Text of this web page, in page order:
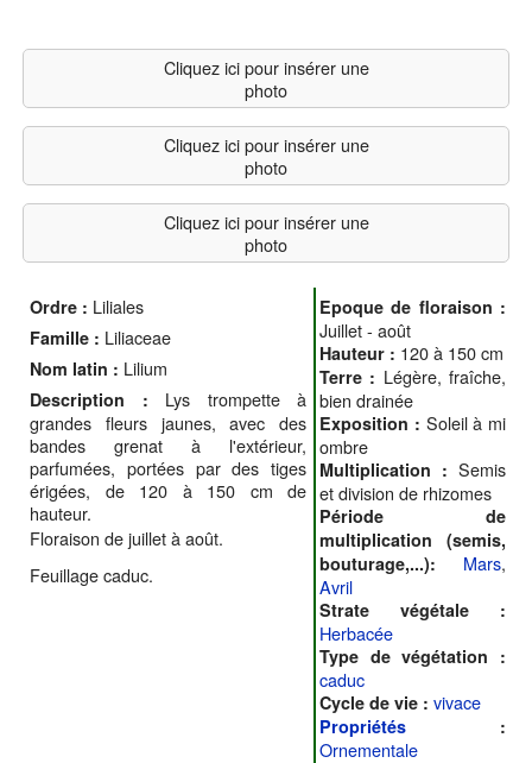
Cliquez ici pour insérer une
photo
Cliquez ici pour insérer une
photo
Cliquez ici pour insérer une
photo
Ordre : Liliales
Famille : Liliaceae
Nom latin : Lilium
Description : Lys trompette à
grandes fleurs jaunes, avec des
bandes grenat à l'extérieur,
parfumées, portées par des tiges
érigées, de 120 à 150 cm de
hauteur.
Floraison de juillet à août.
Feuillage caduc.
Epoque de floraison :
Juillet - août
Hauteur : 120 à 150 cm
Terre : Légère, fraîche,
bien drainée
Exposition : Soleil à mi
ombre
Multiplication : Semis
et division de rhizomes
Période de
multiplication (semis,
bouturage,...): Mars,
Avril
Strate végétale :
Herbacée
Type de végétation :
caduc
Cycle de vie : vivace
Propriétés :
Ornementale